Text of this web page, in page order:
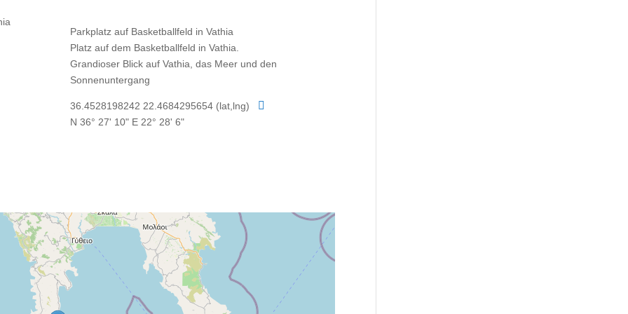
Parkplatz auf Basketballfeld in Vathia
Platz auf dem Basketballfeld in Vathia.
Grandioser Blick auf Vathia, das Meer und den
Sonnenuntergang
36.4528198242 22.4684295654 (lat,lng) 
N 36° 27' 10" E 22° 28' 6"